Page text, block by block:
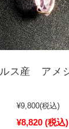
ルス産 アメ
¥9,800(税込)
¥8,820 (税込)